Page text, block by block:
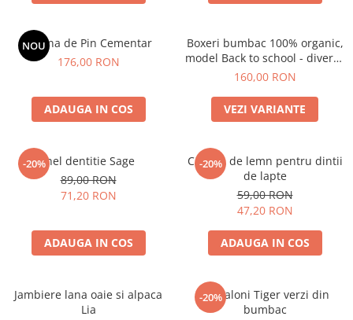
NOU
Rasina de Pin Cementar
176,00 RON
ADAUGA IN COS
Boxeri bumbac 100% organic,
model Back to school - diverse
marimi
160,00 RON
VEZI VARIANTE
-20%Inel dentitie Sage
89,00 RON
71,20 RON
ADAUGA IN COS
-20%
Cutiuta de lemn pentru dintii
de lapte
59,00 RON
47,20 RON
ADAUGA IN COS
Jambiere lana oaie si alpaca
Lia
-20%
Pantaloni Tiger verzi din
bumbac